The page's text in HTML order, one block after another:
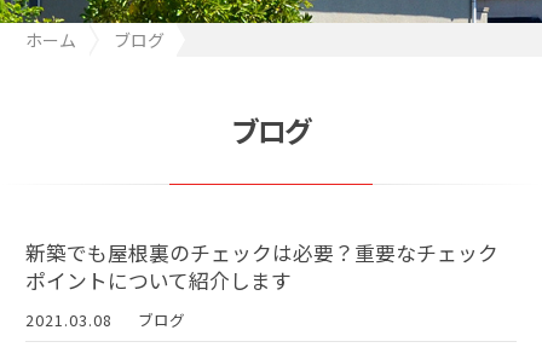
ホーム
ブログ
ブログ
新築でも屋根裏のチェックは必要？重要なチェック
ポイントについて紹介します
2021.03.08 ブログ